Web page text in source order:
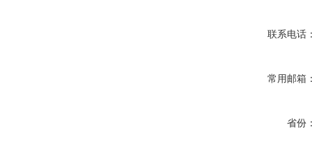
联系电话
常用邮箱
省份